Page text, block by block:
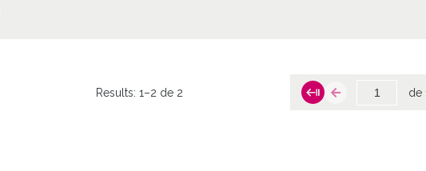
Results:1–2 de 2 de